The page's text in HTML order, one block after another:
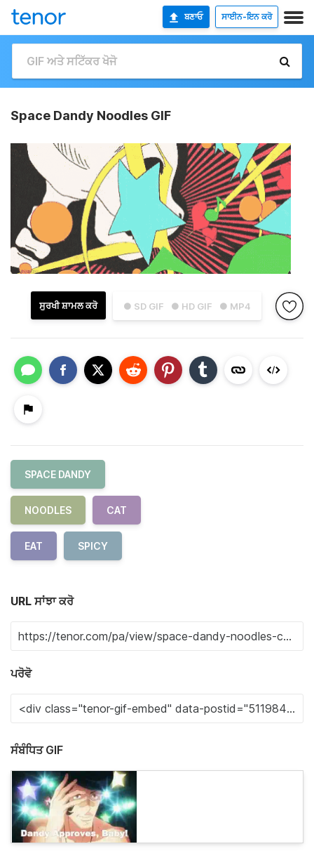
ਬਣਾਓ ਸਾਈਨ-ਇਨ ਕਰੋ
Space Dandy Noodles GIF
● SD GIF ● HD GIF ● MP4
ਸੁਰਖੀ ਸ਼ਾਮਲ ਕਰੋ
SPACE DANDY
NOODLES CAT
EAT SPICY
URL ਸਾਂਝਾ ਕਰੋ
ਪਰੋਵੋ
ਸੰਬੰਧਿਤ GIF